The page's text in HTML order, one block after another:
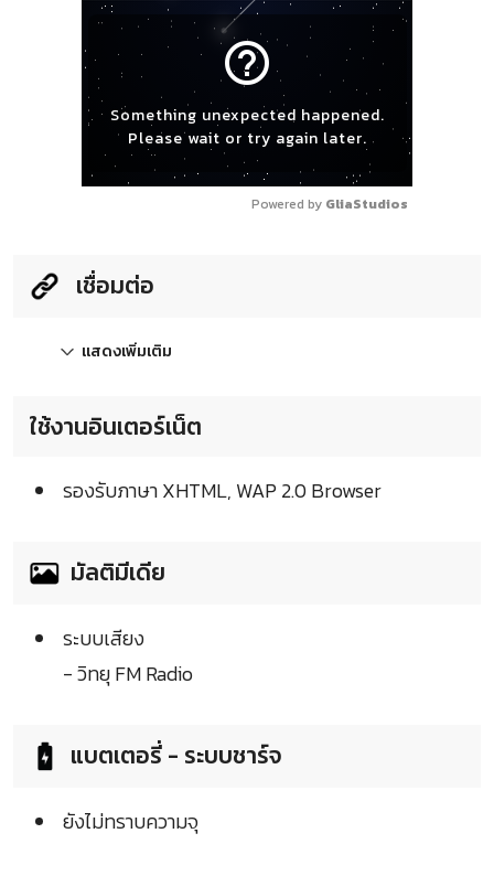
help_outline
Something unexpected happened.
Please wait or try again later.
Powered by GliaStudios
เชื่อมต่อ
แสดงเพิ่มเติม
ใช้งานอินเตอร์เน็ต
รองรับภาษา XHTML, WAP 2.0 Browser
มัลติมีเดีย
ระบบเสียง
- วิทยุ FM Radio
แบตเตอรี่ - ระบบชาร์จ
ยังไม่ทราบความจุ